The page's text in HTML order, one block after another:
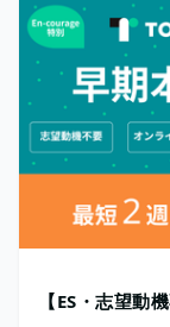
【ES・志望動